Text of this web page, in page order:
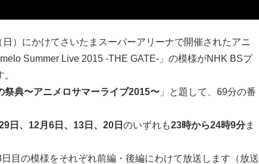
）にかけてさいたまスーパーアリーナで開催されたアニ
Summer Live 2015 -THE GATE-」の模様がNHK BSプ
祭典〜アニメロサマーライブ2015〜 」と題して、69分の番
日、12月6日、13日、20日 のいずれも23時から24時9分ま
目の模様をそれぞれ前編・後編にわけて放送します（放送